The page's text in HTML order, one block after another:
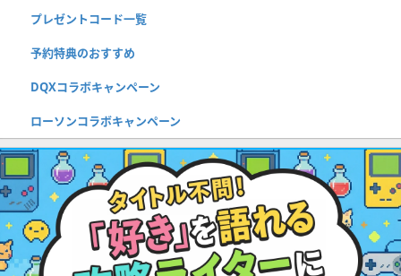
プレゼントコード一覧
予約特典のおすすめ
DQXコラボキャンペーン
ローソンコラボキャンペーン